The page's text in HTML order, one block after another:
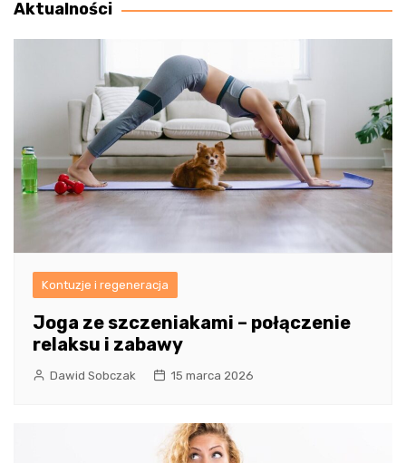
Aktualności
Kontuzje i regeneracja
Joga ze szczeniakami – połączenie
relaksu i zabawy
Dawid Sobczak 15 marca 2026